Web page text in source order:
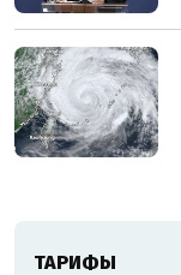
ТАРИФЫ